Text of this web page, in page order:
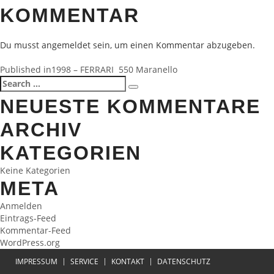
KOMMENTAR
Du musst angemeldet sein, um einen Kommentar abzugeben.
BEITRAGSNAVIGATION
Published in1998 – FERRARI 550 Maranello
Search
for:
Search
NEUESTE KOMMENTARE
ARCHIV
KATEGORIEN
Keine Kategorien
META
Anmelden
Eintrags-Feed
Kommentar-Feed
WordPress.org
IMPRESSUM SERVICE KONTAKT DATENSCHUTZ